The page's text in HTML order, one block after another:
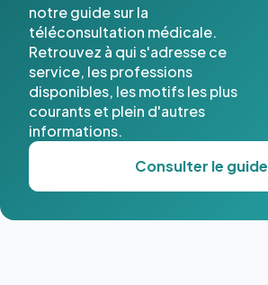
notre guide sur la
téléconsultation médicale.
Retrouvez à qui s'adresse ce
service, les professions
disponibles, les motifs les plus
courants et plein d'autres
informations.
Consulter le guide